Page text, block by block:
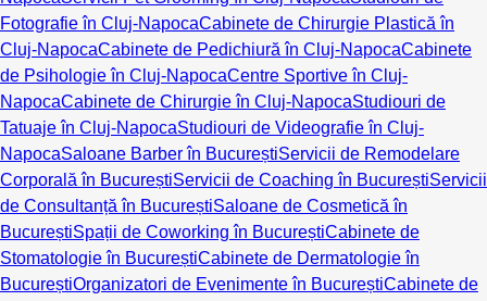
Fotografie în Cluj-NapocaCabinete de Chirurgie Plastică în
Cluj-NapocaCabinete de Pedichiură în Cluj-NapocaCabinete
de Psihologie în Cluj-NapocaCentre Sportive în Cluj-
NapocaCabinete de Chirurgie în Cluj-NapocaStudiouri de
Tatuaje în Cluj-NapocaStudiouri de Videografie în Cluj-
NapocaSaloane Barber în BucureștiServicii de Remodelare
Corporală în BucureștiServicii de Coaching în BucureștiServicii
de Consultanță în BucureștiSaloane de Cosmetică în
BucureștiSpații de Coworking în BucureștiCabinete de
Stomatologie în BucureștiCabinete de Dermatologie în
BucureștiOrganizatori de Evenimente în BucureștiCabinete de